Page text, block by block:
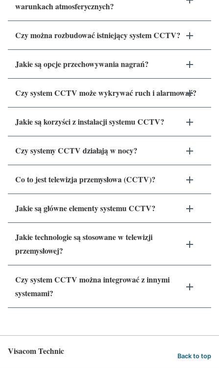
warunkach atmosferycznych?
Czy można rozbudować istniejący system CCTV?
Jakie są opcje przechowywania nagrań?
Czy system CCTV może wykrywać ruch i alarmować?
Jakie są korzyści z instalacji systemu CCTV?
Czy systemy CCTV działają w nocy?
Co to jest telewizja przemysłowa (CCTV)?
Jakie są główne elementy systemu CCTV?
Jakie technologie są stosowane w telewizji
przemysłowej?
Czy system CCTV można integrować z innymi
systemami?
Visacom Technic Back to top